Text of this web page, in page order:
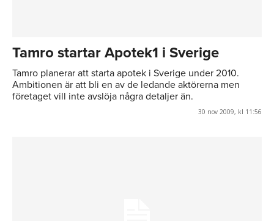
Tamro startar Apotek1 i Sverige
Tamro planerar att starta apotek i Sverige under 2010.
Ambitionen är att bli en av de ledande aktörerna men
företaget vill inte avslöja några detaljer än.
30 nov 2009, kl 11:56